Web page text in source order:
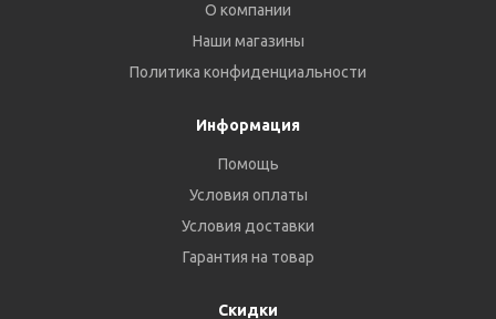
О компании
Наши магазины
Политика конфиденциальности
Информация
Помощь
Условия оплаты
Условия доставки
Гарантия на товар
Скидки